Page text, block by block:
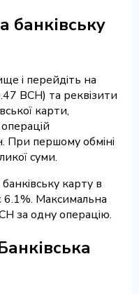
банківську
і перейдіть на
BCH) та реквізити
карти,
При першому обміні
суми.
карту в
6.1%. Максимальна
за одну операцію.